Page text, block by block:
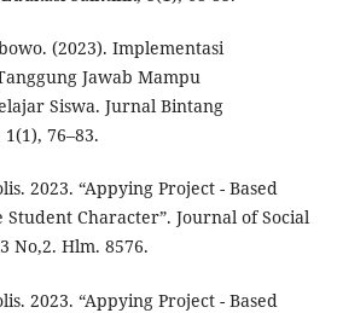
(2023). Implementasi
Jawab Mampu
Siswa. Jurnal Bintang
76–83.
2023. “Appying Project - Based
Character”. Journal of Social
No,2. Hlm. 8576.
2023. “Appying Project - Based